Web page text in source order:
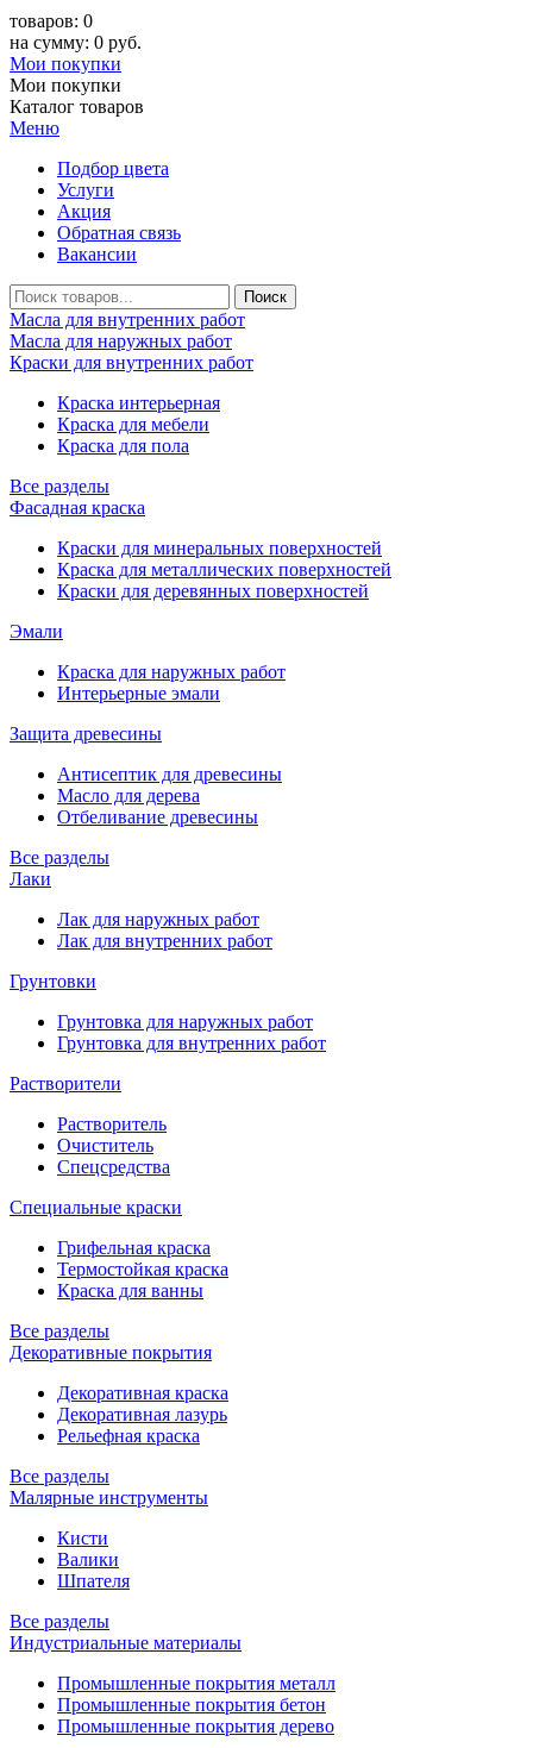
товаров: 0
на сумму: 0 руб.
Мои покупки
Мои покупки
Каталог товаров
Меню
Подбор цвета
Услуги
Акция
Обратная связь
Вакансии
Масла для внутренних работ
Масла для наружных работ
Краски для внутренних работ
Краска интерьерная
Краска для мебели
Краска для пола
Все разделы
Фасадная краска
Краски для минеральных поверхностей
Краска для металлических поверхностей
Краски для деревянных поверхностей
Эмали
Краска для наружных работ
Интерьерные эмали
Защита древесины
Антисептик для древесины
Масло для дерева
Отбеливание древесины
Все разделы
Лаки
Лак для наружных работ
Лак для внутренних работ
Грунтовки
Грунтовка для наружных работ
Грунтовка для внутренних работ
Растворители
Растворитель
Очиститель
Спецсредства
Специальные краски
Грифельная краска
Термостойкая краска
Краска для ванны
Все разделы
Декоративные покрытия
Декоративная краска
Декоративная лазурь
Рельефная краска
Все разделы
Малярные инструменты
Кисти
Валики
Шпателя
Все разделы
Индустриальные материалы
Промышленные покрытия металл
Промышленные покрытия бетон
Промышленные покрытия дерево